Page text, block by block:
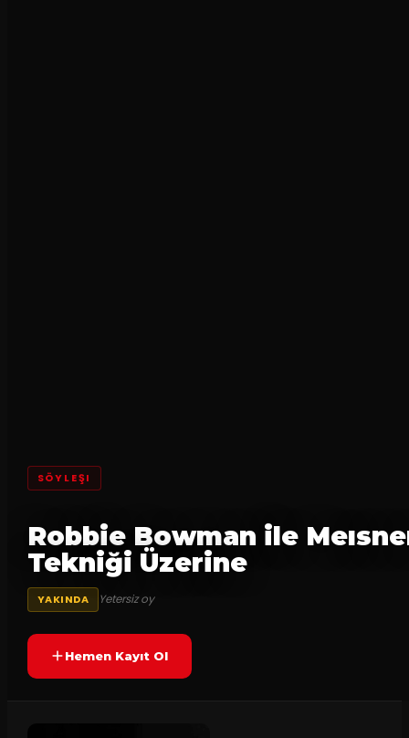
SÖYLEŞI
Robbie Bowman ile
Tekniği Üzerine
YAKINDA Yetersiz oy
Hemen Kayıt Ol